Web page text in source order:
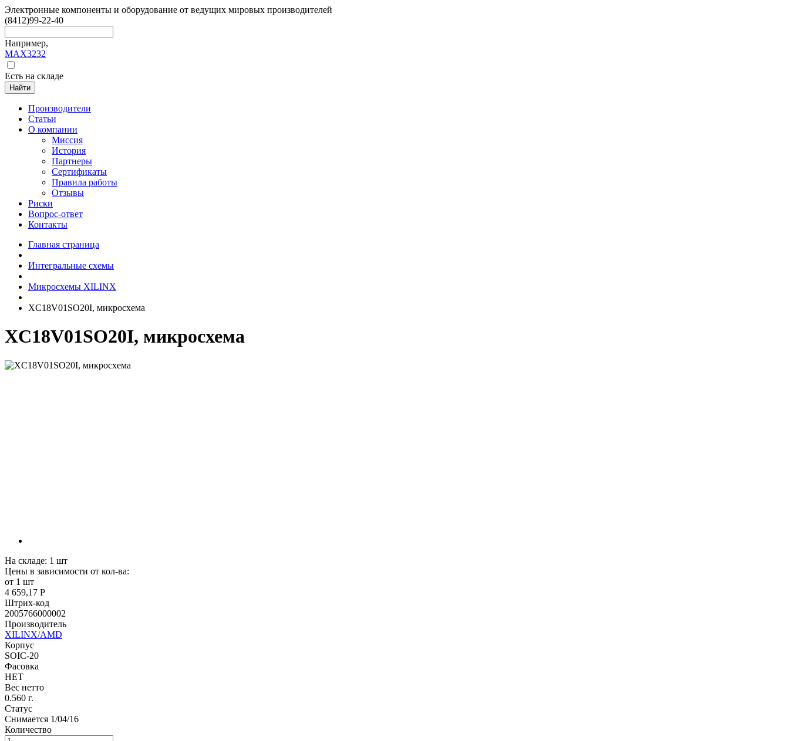
Электронные компоненты и оборудование от ведущих мировых производителей
(8412)99-22-40
Например,
MAX3232
Есть на складе
Найти
Производители
Статьи
О компании
Миссия
История
Партнеры
Сертификаты
Правила работы
Отзывы
Риски
Вопрос-ответ
Контакты
Главная страница
Интегральные схемы
Микросхемы XILINX
XC18V01SO20I, микросхема
XC18V01SO20I, микросхема
На складе: 1 шт
Цены в зависимости от кол-ва:
от 1 шт
4 659,17 Р
Штрих-код
2005766000002
Производитель
XILINX/AMD
Корпус
SOIC-20
Фасовка
НЕТ
Вес нетто
0.560 г.
Статус
Снимается 1/04/16
Количество